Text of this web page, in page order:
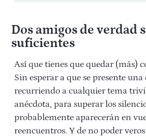
Dos amigos de verdad
suficientes
Así que tienes que quedar (más)
Sin esperar a que se presente
recurriendo a cualquier tema
anécdota, para superar los
probablemente aparecerán en
reencuentros. Y de no poder